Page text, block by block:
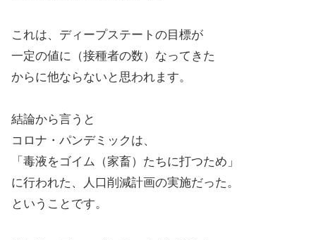
これは、ディープステートの目標が
一定の値に（接種者の数）なってきた
からに他ならないと思われます。
結論から言うと
コロナ・パンデミックは、
「毒液をゴイム（家畜）たちに打つため」
に行われた、人口削減計画の実施だった。
ということです。